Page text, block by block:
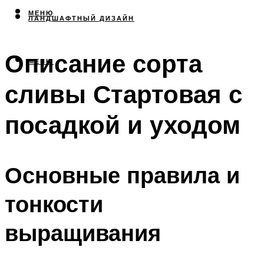
ЛАНДШАФТНЫЙ ДИЗАЙН
МЕНЮ
МЕНЮ
Описание сорта
сливы Стартовая с
посадкой и уходом
Основные правила и
тонкости
выращивания